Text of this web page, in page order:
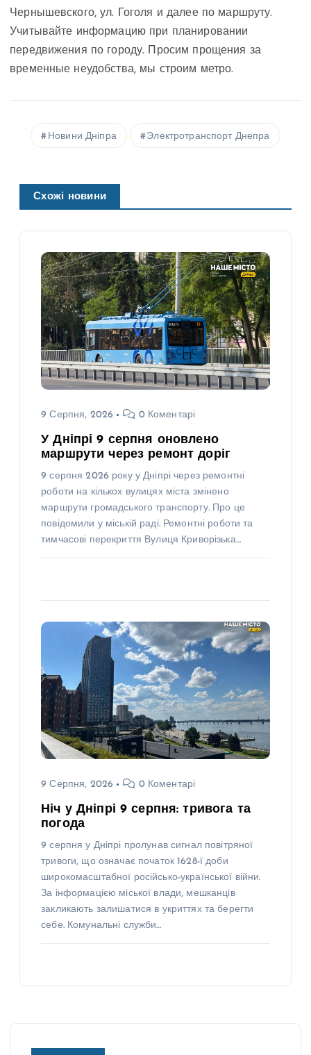
Чернышевского, ул. Гоголя и далее по маршруту.
Учитывайте информацию при планировании
передвижения по городу. Просим прощения за
временные неудобства, мы строим метро.
Новини Дніпра Электротранспорт Днепра
Схожі новини
9 Серпня, 2026 0 Коментарі
У Дніпрі 9 серпня оновлено
маршрути через ремонт доріг
9 серпня 2026 року у Дніпрі через ремонтні
роботи на кількох вулицях міста змінено
маршрути громадського транспорту. Про це
повідомили у міській раді. Ремонтні роботи та
тимчасові перекриття Вулиця Криворізька…
9 Серпня, 2026 0 Коментарі
Ніч у Дніпрі 9 серпня: тривога та
погода
9 серпня у Дніпрі пролунав сигнал повітряної
тривоги, що означає початок 1628-ї доби
широкомасштабної російсько-української війни.
За інформацією міської влади, мешканців
закликають залишатися в укриттях та берегти
себе. Комунальні служби…